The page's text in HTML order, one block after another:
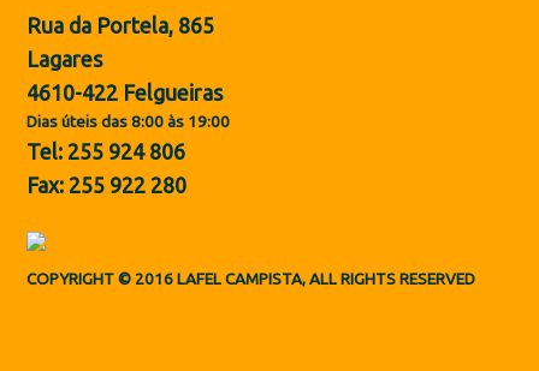
Rua da Portela, 865
Lagares
4610-422 Felgueiras
Dias úteis das 8:00 às 19:00
Tel: 255 924 806
Fax: 255 922 280
COPYRIGHT © 2016 LAFEL CAMPISTA, ALL RIGHTS RESERVED